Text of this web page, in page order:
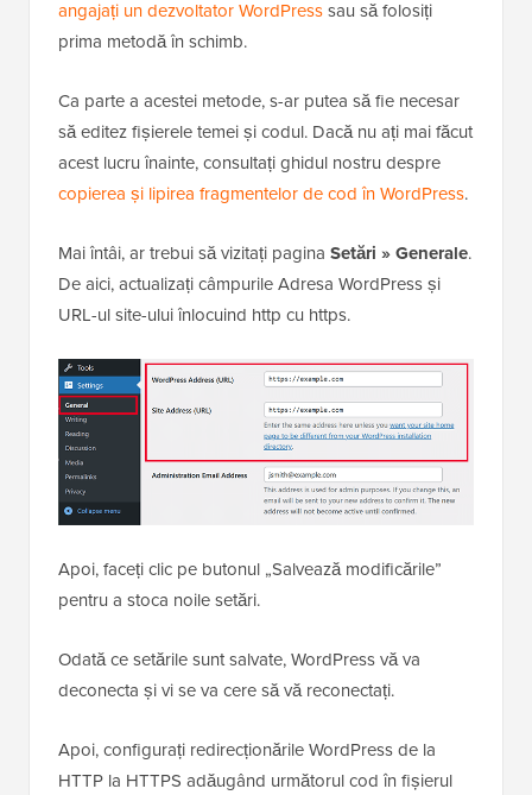
angajați un dezvoltator WordPresssau să folosiți
prima metodă în schimb.
Ca parte a acestei metode, s-ar putea să fie necesar
să editez fișierele temei și codul. Dacă nu ați mai făcut
acest lucru înainte, consultați ghidul nostru despre
copierea și lipirea fragmentelor de cod în WordPress.
Mai întâi, ar trebui să vizitați pagina Setări » Generale.
De aici, actualizați câmpurile Adresa WordPress și
URL-ul site-ului înlocuind http cu https.
Apoi, faceți clic pe butonul „Salvează modificările”
pentru a stoca noile setări.
Odată ce setările sunt salvate, WordPress vă va
deconecta și vi se va cere să vă reconectați.
Apoi, configurați redirecționările WordPress de la
HTTP la HTTPS adăugând următorul cod în fișierul